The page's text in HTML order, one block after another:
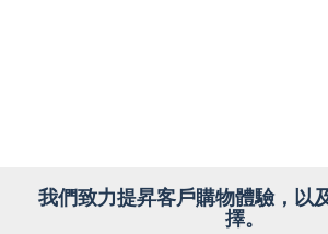
我們致力提昇客戶購物體驗，以
擇。